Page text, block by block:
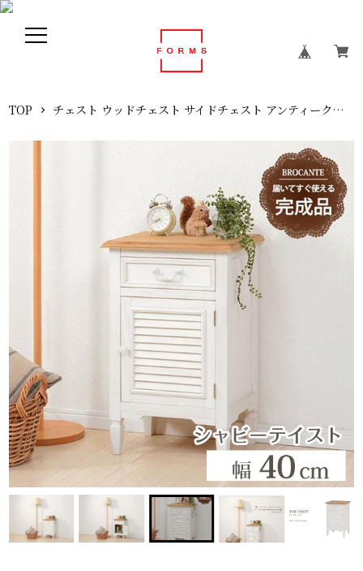
TOP チェスト ウッドチェスト サイドチェスト アンティーク調 ブロカント 幅40 奥行32 高さ63